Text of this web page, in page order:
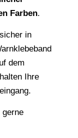
Farben.
in
dem
Ihre
gerne